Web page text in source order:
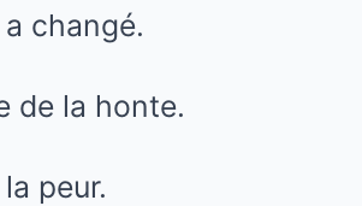
changé.
de la honte.
peur.